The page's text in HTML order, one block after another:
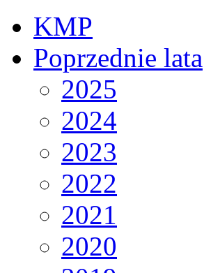
KMP
Poprzednie lata
2025
2024
2023
2022
2021
2020